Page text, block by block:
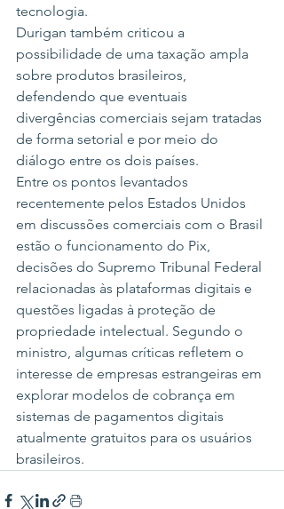
tecnologia.
Durigan também criticou a
possibilidade de uma taxação ampla
sobre produtos brasileiros,
defendendo que eventuais
divergências comerciais sejam tratadas
de forma setorial e por meio do
diálogo entre os dois países.
Entre os pontos levantados
recentemente pelos Estados Unidos
em discussões comerciais com o Brasil
estão o funcionamento do Pix,
decisões do Supremo Tribunal Federal
relacionadas às plataformas digitais e
questões ligadas à proteção de
propriedade intelectual. Segundo o
ministro, algumas críticas refletem o
interesse de empresas estrangeiras em
explorar modelos de cobrança em
sistemas de pagamentos digitais
atualmente gratuitos para os usuários
brasileiros.